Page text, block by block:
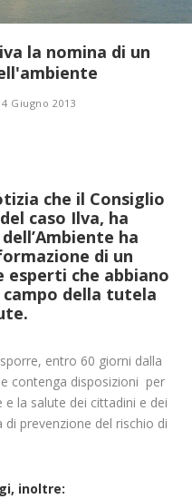
la nomina di un
4 Giugno 2013
che il Consiglio
caso Ilva, ha
ha
di un
che abbiano
della tutela
entro 60 giorni dalla
contenga disposizioni per
la salute dei cittadini e dei
prevenzione del rischio di
inoltre: